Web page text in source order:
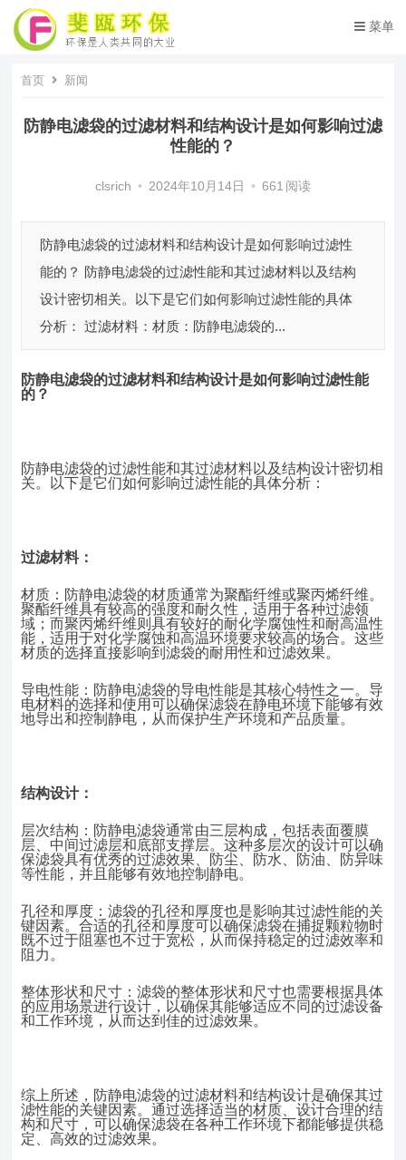
菜单
首页 新闻
防静电滤袋的过滤材料和结构设计是如何影响过滤
性能的？
clsrich • 2024年10月14日 • 661 阅读
防静电滤袋的过滤材料和结构设计是如何影响过滤性
能的？ 防静电滤袋的过滤性能和其过滤材料以及结构
设计密切相关。以下是它们如何影响过滤性能的具体
分析： 过滤材料：材质：防静电滤袋的...
防静电滤袋的过滤材料和结构设计是如何影响过滤性能
的 ？
防静电滤袋的过滤性能和其过滤材料以及结构设计密切相
关。以下是它们如何影响过滤性能的具体分析：
过滤材料：
材质：防静电滤袋的材质通常为聚酯纤维或聚丙烯纤维。
聚酯纤维具有较高的强度和耐久性，适用于各种过滤领
域；而聚丙烯纤维则具有较好的耐化学腐蚀性和耐高温性
能，适用于对化学腐蚀和高温环境要求较高的场合。这些
材质的选择直接影响到滤袋的耐用性和过滤效果。
导电性能：防静电滤袋的导电性能是其核心特性之一。导
电材料的选择和使用可以确保滤袋在静电环境下能够有效
地导出和控制静电，从而保护生产环境和产品质量。
结构设计：
层次结构：防静电滤袋通常由三层构成，包括表面覆膜
层、中间过滤层和底部支撑层。这种多层次的设计可以确
保滤袋具有优秀的过滤效果、防尘、防水、防油、防异味
等性能，并且能够有效地控制静电。
孔径和厚度：滤袋的孔径和厚度也是影响其过滤性能的关
键因素。合适的孔径和厚度可以确保滤袋在捕捉颗粒物时
既不过于阻塞也不过于宽松，从而保持稳定的过滤效率和
阻力。
整体形状和尺寸：滤袋的整体形状和尺寸也需要根据具体
的应用场景进行设计，以确保其能够适应不同的过滤设备
和工作环境，从而达到佳的过滤效果。
综上所述，防静电滤袋的过滤材料和结构设计是确保其过
滤性能的关键因素。通过选择适当的材质、设计合理的结
构和尺寸，可以确保滤袋在各种工作环境下都能够提供稳
定、高效的过滤效果。